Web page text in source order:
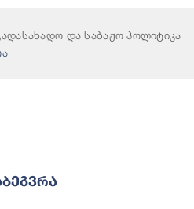
და საბაჟო პოლიტიკა